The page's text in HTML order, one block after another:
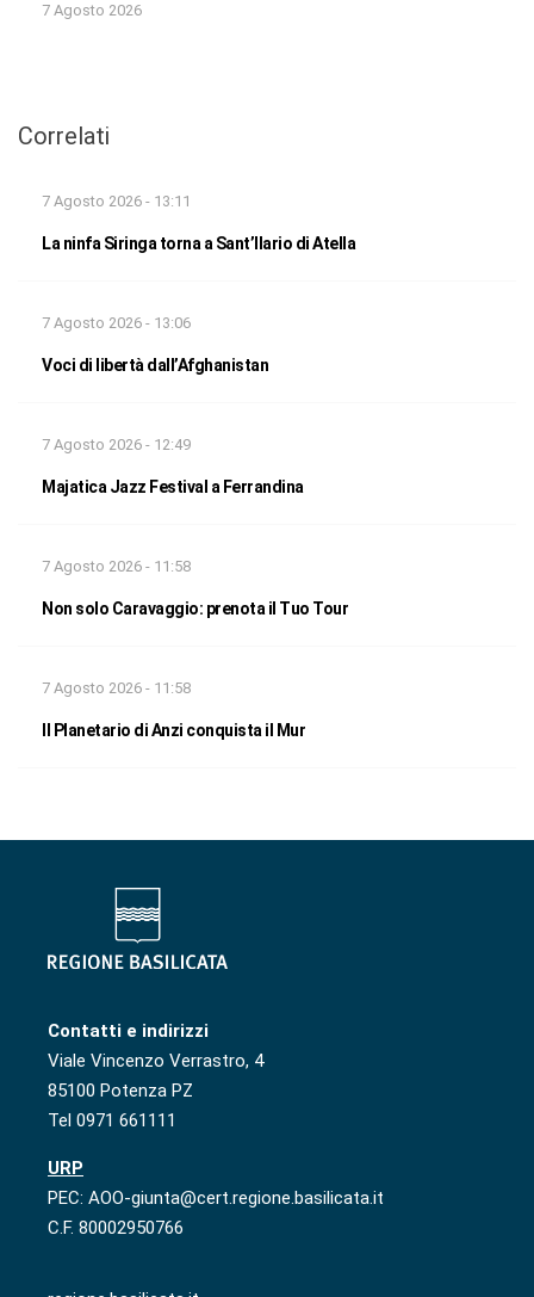
7 Agosto 2026
Correlati
7 Agosto 2026 - 13:11
La ninfa Siringa torna a Sant’Ilario di Atella
7 Agosto 2026 - 13:06
Voci di libertà dall’Afghanistan
7 Agosto 2026 - 12:49
Majatica Jazz Festival a Ferrandina
7 Agosto 2026 - 11:58
Non solo Caravaggio: prenota il Tuo Tour
7 Agosto 2026 - 11:58
Il Planetario di Anzi conquista il Mur
Contatti e indirizzi
Viale Vincenzo Verrastro, 4
85100 Potenza PZ
Tel 0971 661111
URP
PEC: AOO-giunta@cert.regione.basilicata.it
C.F. 80002950766